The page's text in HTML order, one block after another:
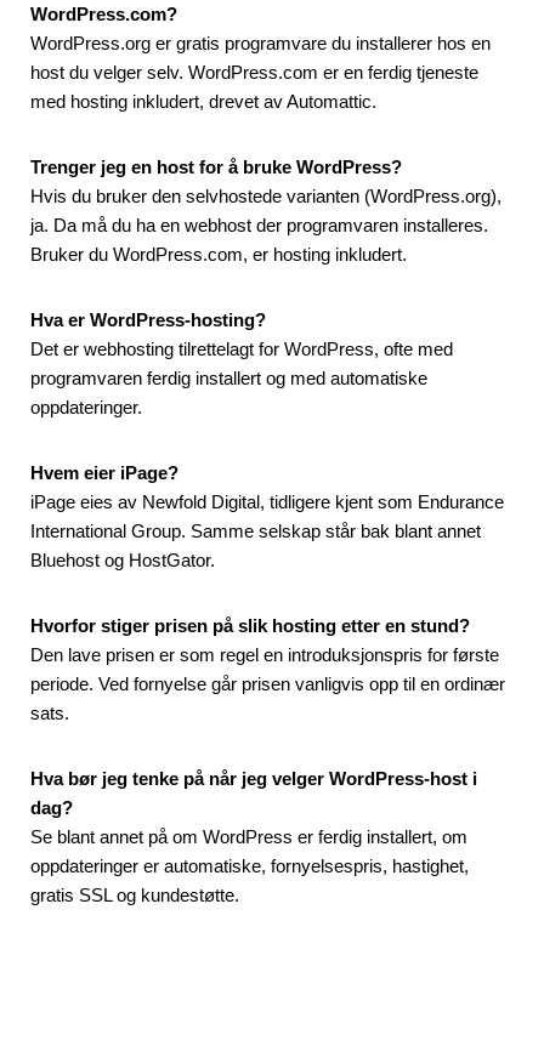
WordPress.com?
WordPress.org er gratis programvare du installerer hos en
host du velger selv. WordPress.com er en ferdig tjeneste
med hosting inkludert, drevet av Automattic.
Trenger jeg en host for å bruke WordPress?
Hvis du bruker den selvhostede varianten (WordPress.org),
ja. Da må du ha en webhost der programvaren installeres.
Bruker du WordPress.com, er hosting inkludert.
Hva er WordPress-hosting?
Det er webhosting tilrettelagt for WordPress, ofte med
programvaren ferdig installert og med automatiske
oppdateringer.
Hvem eier iPage?
iPage eies av Newfold Digital, tidligere kjent som Endurance
International Group. Samme selskap står bak blant annet
Bluehost og HostGator.
Hvorfor stiger prisen på slik hosting etter en stund?
Den lave prisen er som regel en introduksjonspris for første
periode. Ved fornyelse går prisen vanligvis opp til en ordinær
sats.
Hva bør jeg tenke på når jeg velger WordPress-host i
dag?
Se blant annet på om WordPress er ferdig installert, om
oppdateringer er automatiske, fornyelsespris, hastighet,
gratis SSL og kundestøtte.